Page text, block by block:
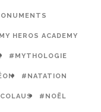
HEROS ACADEMY
#MYTHOLOGIE
#NATATION
#NOËL